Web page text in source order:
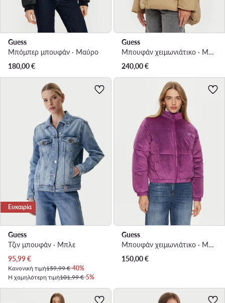
Guess
Μπόμπερ μπουφάν · Μαύρο
180,00€
Guess
Μπουφάν χειμωνιάτικο · Μπεζ
240,00€
Ευκαιρία
Guess
Τζιν μπουφάν · Μπλε
Τρέχουσα τιμή
95,99€
Κανονική τιμή159,99 €-40%
Η χαμηλότερη τιμή101,99 €-5%
Guess
Μπουφάν χειμωνιάτικο · Μωβ
150,00€